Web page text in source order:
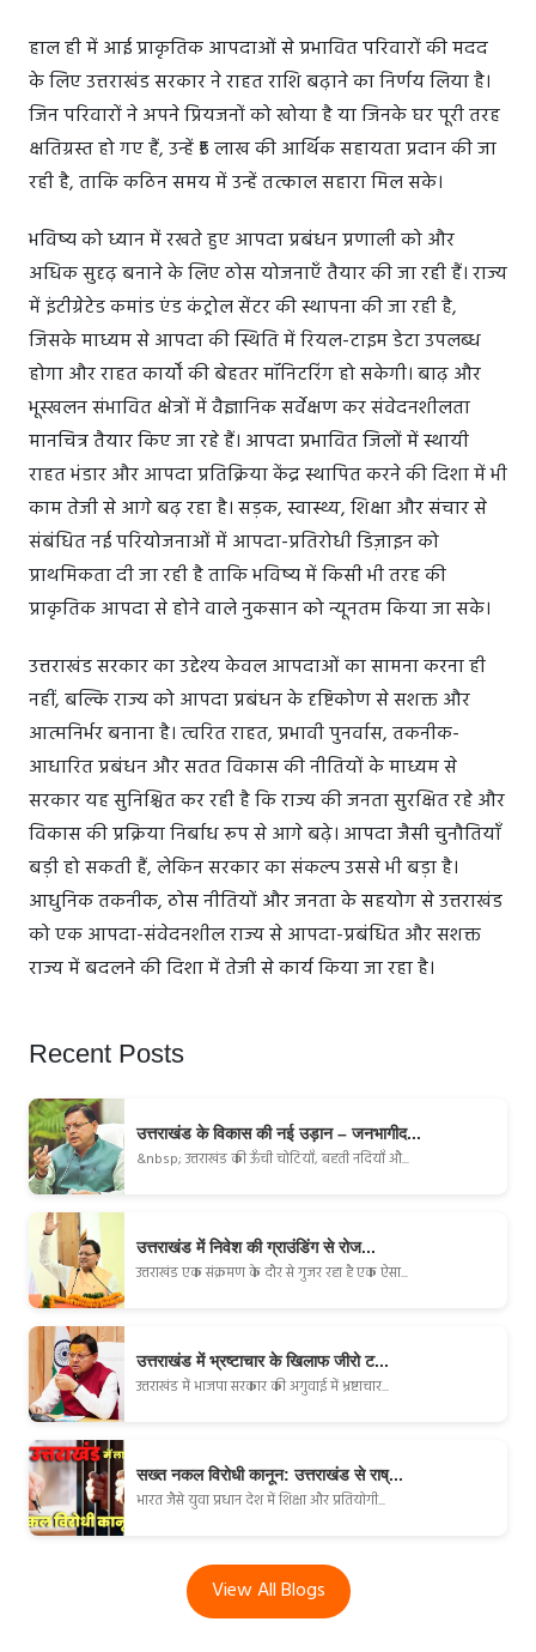
हाल ही में आई प्राकृतिक आपदाओं से प्रभावित परिवारों की मदद
के लिए उत्तराखंड सरकार ने राहत राशि बढ़ाने का निर्णय लिया है।
जिन परिवारों ने अपने प्रियजनों को खोया है या जिनके घर पूरी तरह
क्षतिग्रस्त हो गए हैं, उन्हें ₹5 लाख की आर्थिक सहायता प्रदान की जा
रही है, ताकि कठिन समय में उन्हें तत्काल सहारा मिल सके।
भविष्य को ध्यान में रखते हुए आपदा प्रबंधन प्रणाली को और
अधिक सुदृढ़ बनाने के लिए ठोस योजनाएँ तैयार की जा रही हैं। राज्य
में इंटीग्रेटेड कमांड एंड कंट्रोल सेंटर की स्थापना की जा रही है,
जिसके माध्यम से आपदा की स्थिति में रियल-टाइम डेटा उपलब्ध
होगा और राहत कार्यों की बेहतर मॉनिटरिंग हो सकेगी। बाढ़ और
भूस्खलन संभावित क्षेत्रों में वैज्ञानिक सर्वेक्षण कर संवेदनशीलता
मानचित्र तैयार किए जा रहे हैं। आपदा प्रभावित जिलों में स्थायी
राहत भंडार और आपदा प्रतिक्रिया केंद्र स्थापित करने की दिशा में भी
काम तेजी से आगे बढ़ रहा है। सड़क, स्वास्थ्य, शिक्षा और संचार से
संबंधित नई परियोजनाओं में आपदा-प्रतिरोधी डिज़ाइन को
प्राथमिकता दी जा रही है ताकि भविष्य में किसी भी तरह की
प्राकृतिक आपदा से होने वाले नुकसान को न्यूनतम किया जा सके।
उत्तराखंड सरकार का उद्देश्य केवल आपदाओं का सामना करना ही
नहीं, बल्कि राज्य को आपदा प्रबंधन के दृष्टिकोण से सशक्त और
आत्मनिर्भर बनाना है। त्वरित राहत, प्रभावी पुनर्वास, तकनीक-
आधारित प्रबंधन और सतत विकास की नीतियों के माध्यम से
सरकार यह सुनिश्चित कर रही है कि राज्य की जनता सुरक्षित रहे और
विकास की प्रक्रिया निर्बाध रूप से आगे बढ़े। आपदा जैसी चुनौतियाँ
बड़ी हो सकती हैं, लेकिन सरकार का संकल्प उससे भी बड़ा है।
आधुनिक तकनीक, ठोस नीतियों और जनता के सहयोग से उत्तराखंड
को एक आपदा-संवेदनशील राज्य से आपदा-प्रबंधित और सशक्त
राज्य में बदलने की दिशा में तेजी से कार्य किया जा रहा है।
Recent Posts
उत्तराखंड के विकास की नई उड़ान – जनभागीद...
&nbsp; उत्तराखंड की ऊँची चोटियाँ, बहती नदियाँ औ...
उत्तराखंड में निवेश की ग्राउंडिंग से रोज...
उत्तराखंड एक संक्रमण के दौर से गुजर रहा है एक ऐसा...
उत्तराखंड में भ्रष्टाचार के खिलाफ जीरो ट...
उत्तराखंड में भाजपा सरकार की अगुवाई में भ्रष्टाचार...
सख्त नकल विरोधी कानून: उत्तराखंड से राष्...
भारत जैसे युवा प्रधान देश में शिक्षा और प्रतियोगी...
View All Blogs